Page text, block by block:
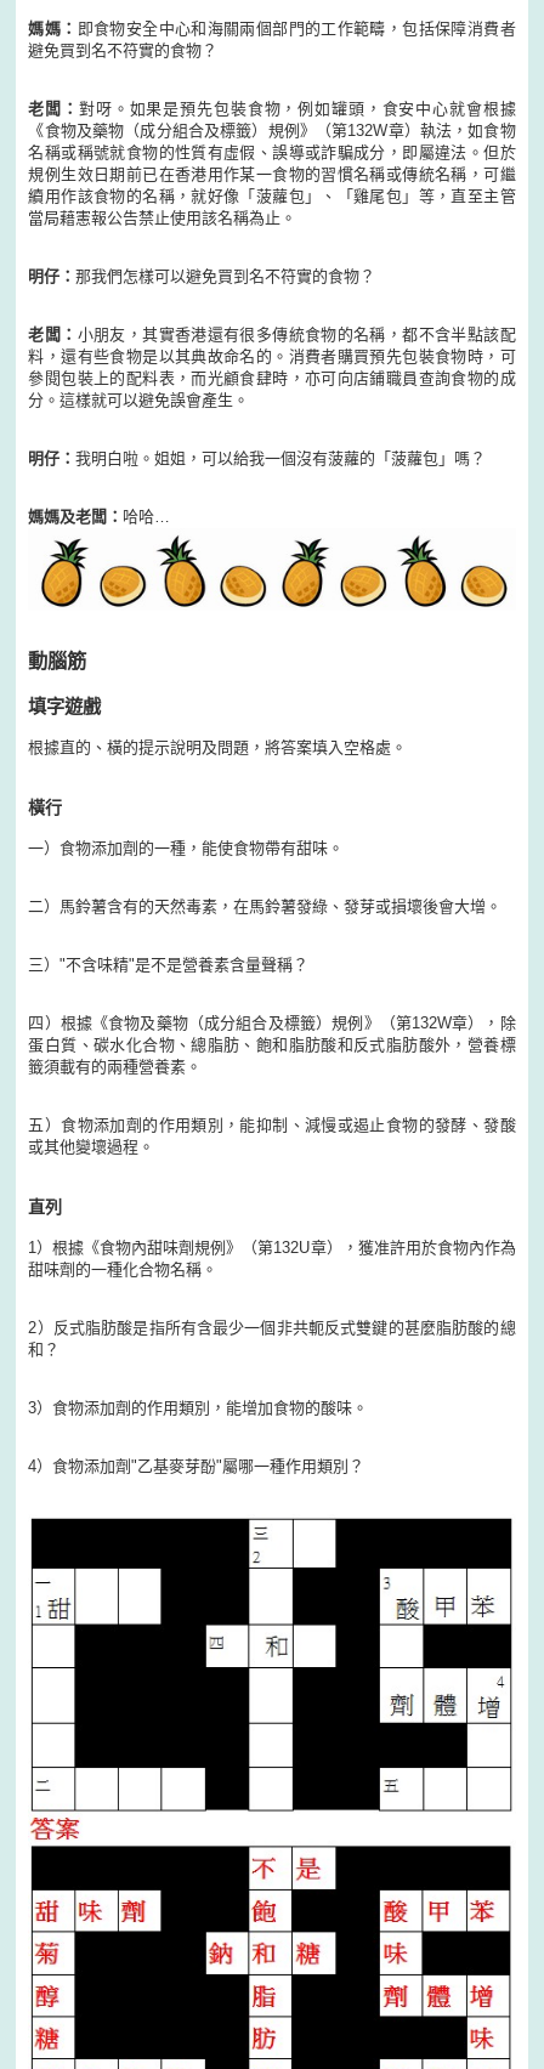
媽媽： 即食物安全中心和海關兩個部門的工作範疇，包括保障消費者
避免買到名不符實的食物？
老闆：對呀。如果是預先包裝食物，例如罐頭，食安中心就會根據
《食物及藥物（成分組合及標籤）規例》（第132W章）執法，如食物
名稱或稱號就食物的性質有虛假、誤導或詐騙成分，即屬違法。但於
規例生效日期前已在香港用作某一食物的習慣名稱或傳統名稱，可繼
續用作該食物的名稱，就好像「菠蘿包」、「雞尾包」等，直至主管
當局藉憲報公告禁止使用該名稱為止。
明仔：那我們怎樣可以避免買到名不符實的食物？
老闆： 小朋友，其實香港還有很多傳統食物的名稱，都不含半點該配
料，還有些食物是以其典故命名的。消費者購買預先包裝食物時，可
參閱包裝上的配料表，而光顧食肆時，亦可向店鋪職員查詢食物的成
分。這樣就可以避免誤會產生。
明仔：我明白啦。姐姐，可以給我一個沒有菠蘿的「菠蘿包」嗎？
媽媽及老闆： 哈哈…
動腦筋
填字遊戲
根據直的、橫的提示說明及問題，將答案填入空格處。
橫行
一）食物添加劑的一種，能使食物帶有甜味。
二）馬鈴薯含有的天然毒素，在馬鈴薯發綠、發芽或損壞後會大增。
三）"不含味精"是不是營養素含量聲稱？
四）根據《食物及藥物（成分組合及標籤）規例》（第132W章），除
蛋白質、碳水化合物、總脂肪、飽和脂肪酸和反式脂肪酸外，營養標
籤須載有的兩種營養素。
五）食物添加劑的作用類別，能抑制、減慢或遏止食物的發酵、發酸
或其他變壞過程。
直列
1）根據《食物內甜味劑規例》（第132U章），獲准許用於食物內作為
甜味劑的一種化合物名稱。
2）反式脂肪酸是指所有含最少一個非共軛反式雙鍵的甚麼脂肪酸的總
和？
3）食物添加劑的作用類別，能增加食物的酸味。
4）食物添加劑"乙基麥芽酚"屬哪一種作用類別？